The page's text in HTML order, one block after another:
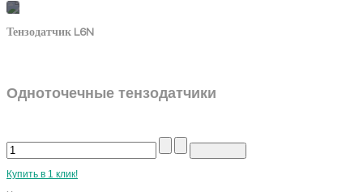
Тензодатчик L6N
Одноточечные тензодатчики
Купить в 1 клик!